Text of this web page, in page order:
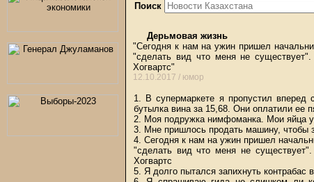
Поиск
Дерьмовая жизнь
"Сегодня к нам на ужин пришел
"сделать вид что меня не
Хогвартс"
12.10.2017 / юмор
1. В супермаркете я пропустил
бутылка вина за 15,68. Они оплатили ее
2. Моя подружка нимфоманка. Мои яйца
3. Мне пришлось продать машину, чтобы
4. Сегодня к нам на ужин пришел
"сделать вид что меня не
Хогвартс
5. Я долго пытался запихнуть